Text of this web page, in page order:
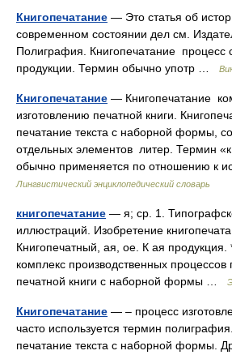
Книгопечатание — Это статья об
современном состоянии дел см.
Полиграфия. Книгопечатание процесс
продукции. Термин обычно употр …
Книгопечатание — Книгопечатание
изготовлению печатной книги.
печатание текста с наборной формы,
отдельных элементов литер. Термин
обычно применяется по отношению к
Лингвистический энциклопедический словарь
книгопечатание — я; ср. 1.
иллюстраций. Изобретение
Книгопечатный, ая, ое. К ая продукция.
комплекс производственных процессов
печатной книги с наборной формы …
Книгопечатание — – процесс
часто используется термин
печатание текста с наборной формы.